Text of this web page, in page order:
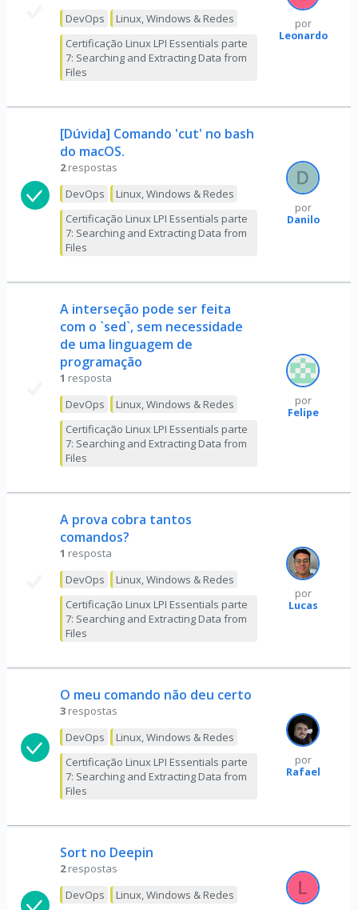
DevOps
Linux, Windows & Redes
Certificação Linux LPI Essentials parte
7: Searching and Extracting Data from
Files
por
Leonardo
[Dúvida] Comando 'cut' no bash
do macOS.
2 respostas
DevOps
Linux, Windows & Redes
Certificação Linux LPI Essentials parte
7: Searching and Extracting Data from
Files
por
Danilo
A interseção pode ser feita
com o `sed`, sem necessidade
de uma linguagem de
programação
1 resposta
DevOps
Linux, Windows & Redes
Certificação Linux LPI Essentials parte
7: Searching and Extracting Data from
Files
por
Felipe
A prova cobra tantos
comandos?
1 resposta
DevOps
Linux, Windows & Redes
Certificação Linux LPI Essentials parte
7: Searching and Extracting Data from
Files
por
Lucas
O meu comando não deu certo
3 respostas
DevOps
Linux, Windows & Redes
Certificação Linux LPI Essentials parte
7: Searching and Extracting Data from
Files
por
Rafael
Sort no Deepin
2 respostas
DevOps
Linux, Windows & Redes